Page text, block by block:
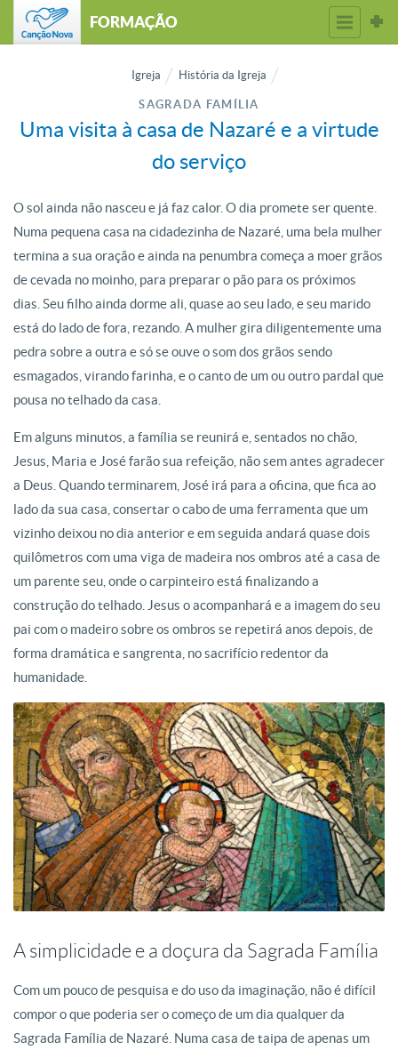
FORMAÇÃO
Igreja História da Igreja
SAGRADA FAMÍLIA
Uma visita à casa de Nazaré e a virtude
do serviço
O sol ainda não nasceu e já faz calor. O dia promete ser quente.
Numa pequena casa na cidadezinha de Nazaré, uma bela mulher
termina a sua oração e ainda na penumbra começa a moer grãos
de cevada no moinho, para preparar o pão para os próximos
dias. Seu filho ainda dorme ali, quase ao seu lado, e seu marido
está do lado de fora, rezando. A mulher gira diligentemente uma
pedra sobre a outra e só se ouve o som dos grãos sendo
esmagados, virando farinha, e o canto de um ou outro pardal que
pousa no telhado da casa.
Em alguns minutos, a família se reunirá e, sentados no chão,
Jesus, Maria e José farão sua refeição, não sem antes agradecer
a Deus. Quando terminarem, José irá para a oficina, que fica ao
lado da sua casa, consertar o cabo de uma ferramenta que um
vizinho deixou no dia anterior e em seguida andará quase dois
quilômetros com uma viga de madeira nos ombros até a casa de
um parente seu, onde o carpinteiro está finalizando a
construção do telhado. Jesus o acompanhará e a imagem do seu
pai com o madeiro sobre os ombros se repetirá anos depois, de
forma dramática e sangrenta, no sacrifício redentor da
humanidade.
A simplicidade e a doçura da Sagrada Família
Com um pouco de pesquisa e do uso da imaginação, não é difícil
compor o que poderia ser o começo de um dia qualquer da
Sagrada Família de Nazaré. Numa casa de taipa de apenas um